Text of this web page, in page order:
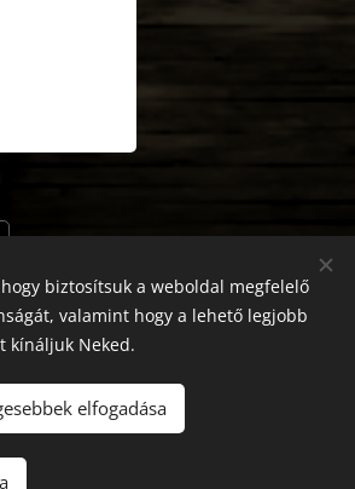
képeket biztosította:Pexels
biztosítsuk a weboldal megfelelő
valamint hogy a lehető legjobb
kínáljuk Neked.
elfogadása